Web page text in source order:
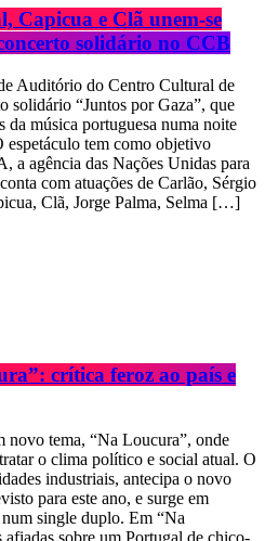
Capicua e Clã unem-se
solidário no CCB
Auditório do Centro Cultural de
solidário “Juntos por Gaza”, que
da música portuguesa numa noite
espetáculo tem como objetivo
a agência das Nações Unidas para
com atuações de Carlão, Sérgio
Clã, Jorge Palma, Selma […]
crítica feroz ao país e
novo tema, “Na Loucura”, onde
o clima político e social atual. O
industriais, antecipa o novo
para este ano, e surge em
single duplo. Em “Na